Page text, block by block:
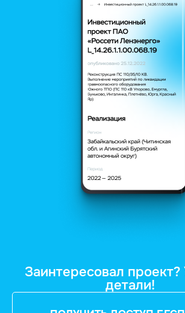
Заинтересовал проект?
детали!